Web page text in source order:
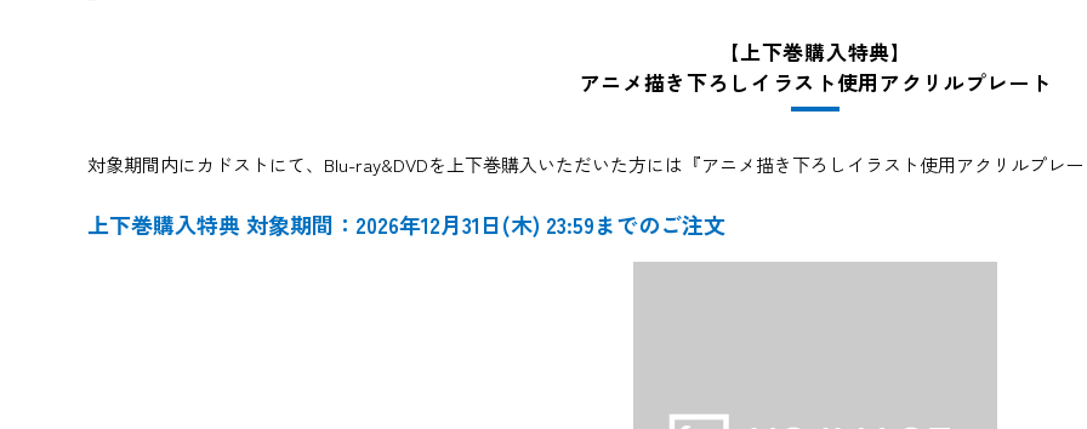
【上下巻購入特典】
アニメ描き下ろしイラスト使用アクリルプレート
対象期間内にカドストにて、Blu-ray&DVDを上下巻購入いただいた方には『アニメ描き下ろしイラスト使用アクリルプレー
上下巻購入特典 対象期間：2026年12月31日(木) 23:59までのご注文